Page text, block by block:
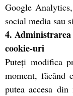
Google
social media sau
4.
cookie-uri
Puteți modifica
moment, făcând
putea accesa